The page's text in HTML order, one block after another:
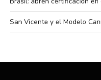
San Vicente y el Modelo